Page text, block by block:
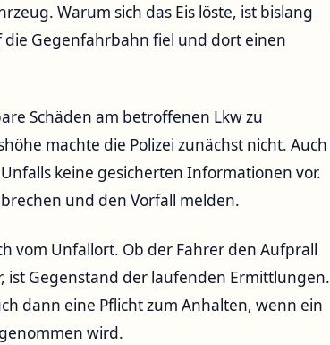
Warum sich das Eis löste, ist bislang
die Gegenfahrbahn fiel und dort einen
Schäden am betroffenen Lkw zu
machte die Polizei zunächst nicht. Auch
keine gesicherten Informationen vor.
und den Vorfall melden.
vom Unfallort. Ob der Fahrer den Aufprall
Gegenstand der laufenden Ermittlungen.
dann eine Pflicht zum Anhalten, wenn ein
wird.